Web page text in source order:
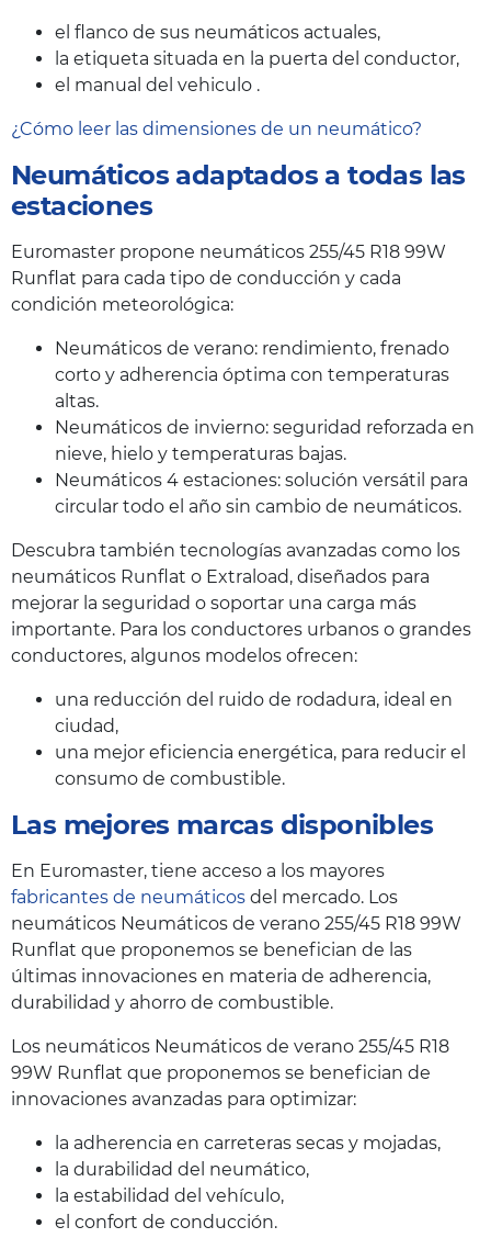
el flanco de sus neumáticos actuales,
la etiqueta situada en la puerta del conductor,
el manual del vehiculo .
¿Cómo leer las dimensiones de un neumático?
Neumáticos adaptados a todas las
estaciones
Euromaster propone neumáticos 255/45 R18 99W
Runflat para cada tipo de conducción y cada
condición meteorológica:
Neumáticos de verano: rendimiento, frenado
corto y adherencia óptima con temperaturas
altas.
Neumáticos de invierno: seguridad reforzada en
nieve, hielo y temperaturas bajas.
Neumáticos 4 estaciones: solución versátil para
circular todo el año sin cambio de neumáticos.
Descubra también tecnologías avanzadas como los
neumáticos Runflat o Extraload, diseñados para
mejorar la seguridad o soportar una carga más
importante. Para los conductores urbanos o grandes
conductores, algunos modelos ofrecen:
una reducción del ruido de rodadura, ideal en
ciudad,
una mejor eficiencia energética, para reducir el
consumo de combustible.
Las mejores marcas disponibles
En Euromaster, tiene acceso a los mayores
fabricantes de neumáticos del mercado. Los
neumáticos Neumáticos de verano 255/45 R18 99W
Runflat que proponemos se benefician de las
últimas innovaciones en materia de adherencia,
durabilidad y ahorro de combustible.
Los neumáticos Neumáticos de verano 255/45 R18
99W Runflat que proponemos se benefician de
innovaciones avanzadas para optimizar:
la adherencia en carreteras secas y mojadas,
la durabilidad del neumático,
la estabilidad del vehículo,
el confort de conducción.